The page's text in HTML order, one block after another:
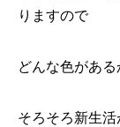
りますので
どんな色があ
そろそろ新生